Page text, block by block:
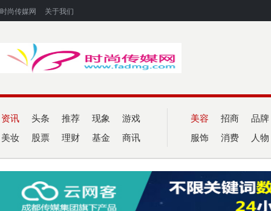
时尚传媒网 关于我们
资讯 头条 推荐 现象 游戏
美妆 股票 理财 基金 商讯
美容 招商 品牌
服饰 消费 人物